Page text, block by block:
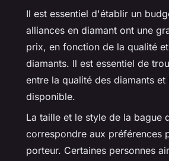
Il est essentiel d'établir un
alliances en diamant ont une
prix, en fonction de la qualité
diamants. Il est essentiel de
entre la qualité des diamants
disponible.
La taille et le style de la bague
correspondre aux préférences
porteur. Certaines personnes